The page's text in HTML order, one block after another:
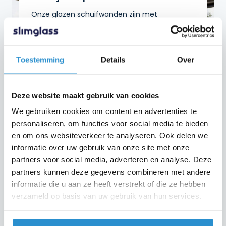
Toestemming Details Over
Deze website maakt gebruik van cookies
We gebruiken cookies om content en advertenties te
personaliseren, om functies voor social media te bieden
en om ons websiteverkeer te analyseren. Ook delen we
informatie over uw gebruik van onze site met onze
partners voor social media, adverteren en analyse. Deze
partners kunnen deze gegevens combineren met andere
informatie die u aan ze heeft verstrekt of die ze hebben
verzameld op basis van uw gebruik van hun services.
Onze glazen schuifwanden zijn met
vakmanschap ontworpen, gemaakt in
Nederland en worden geleverd met de beste
Glazen schuifwanden
Accessoires
Blijf op de hoogte: Schrijf
je in voor onze